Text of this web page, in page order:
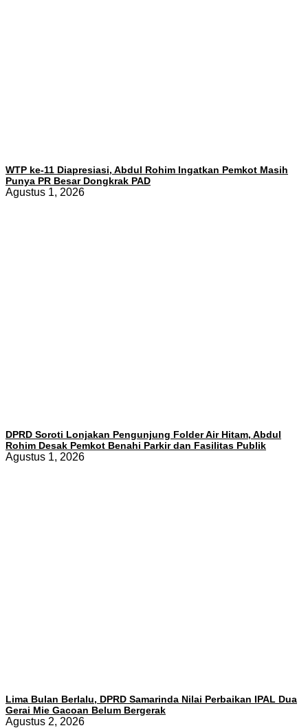
WTP ke-11 Diapresiasi, Abdul Rohim Ingatkan Pemkot Masih
Punya PR Besar Dongkrak PAD
Agustus 1, 2026
DPRD Soroti Lonjakan Pengunjung Folder Air Hitam, Abdul
Rohim Desak Pemkot Benahi Parkir dan Fasilitas Publik
Agustus 1, 2026
Lima Bulan Berlalu, DPRD Samarinda Nilai Perbaikan IPAL Dua
Gerai Mie Gacoan Belum Bergerak
Agustus 2, 2026